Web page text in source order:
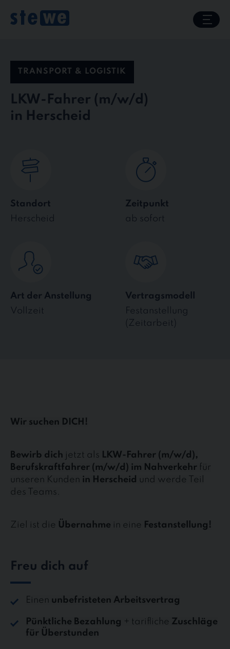
content
TRANSPORT & LOGISTIK
LKW-Fahrer
in Herscheid
Standort
Herscheid
Zeitpunkt
ab sofort
Art der Anstellung
Vollzeit
Vertragsmodell
Festanstellung
(Zeitarbeit)
Wir suchen DICH!
Bewirb dich jetzt als LKW-Fahrer (m/w/d),
Berufskraftfahrer (m/w/d) im Nahverkehr für
unseren Kunden in Herscheid und werde Teil
des Teams.
Ziel ist die Übernahme in eine Festanstellung!
Freu dich auf
Einen unbefristeten Arbeitsvertrag
Pünktliche Bezahlung + tarifliche Zuschläge
für Überstunden